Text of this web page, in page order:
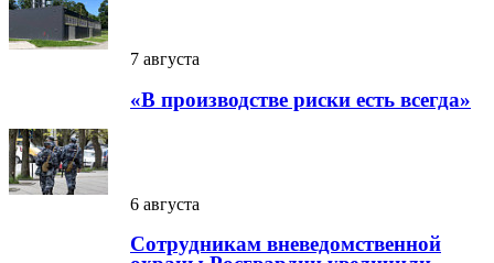
7 августа
«В производстве риски есть всегда»
6 августа
Сотрудникам вневедомственной